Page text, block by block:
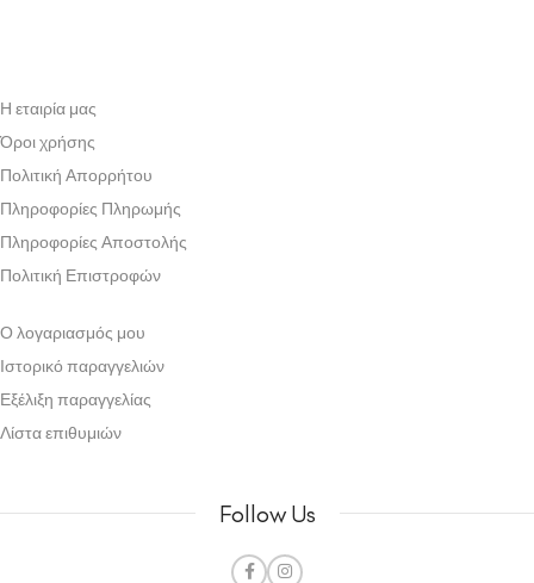
Η εταιρία μας
Όροι χρήσης
Πολιτική Απορρήτου
Πληροφορίες Πληρωμής
Πληροφορίες Αποστολής
Πολιτική Επιστροφών
Ο λογαριασμός μου
Ιστορικό παραγγελιών
Εξέλιξη παραγγελίας
Λίστα επιθυμιών
Follow Us